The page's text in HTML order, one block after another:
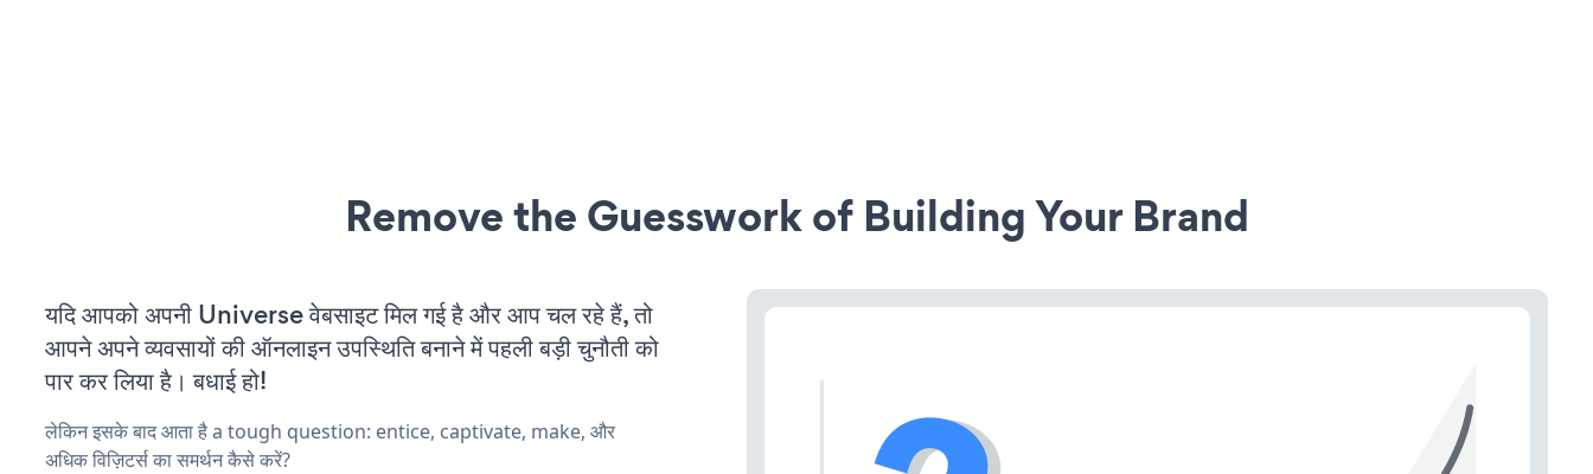
Remove the Guesswork of Building Your Brand
यदि आपको अपनी Universe वेबसाइट मिल गई है और आप चल रहे हैं, तो
आपने अपने व्यवसायों की ऑनलाइन उपस्थिति बनाने में पहली बड़ी चुनौती को
पार कर लिया है। बधाई हो!
लेकिन इसके बाद आता है a tough question: entice, captivate, make, और
अधिक विज़िटर्स का समर्थन कैसे करें?